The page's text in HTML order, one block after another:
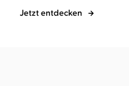
Jetzt entdecken